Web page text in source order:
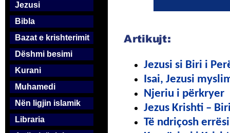
Jezusi
Bibla
Bazat e krishterimit
Dëshmi besimi
Kurani
Muhamedi
Nën ligjin islamik
Libraria
Jezusi si Biri i
Isai, Jezusi
Njeriu i përkryer
Jezus Krishti –
Të ndriçosh